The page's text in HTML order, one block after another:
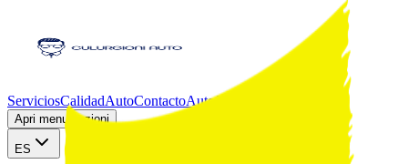
ServiciosCalidadAutoContactoAutoScout24
Apri menu sezioni
ES